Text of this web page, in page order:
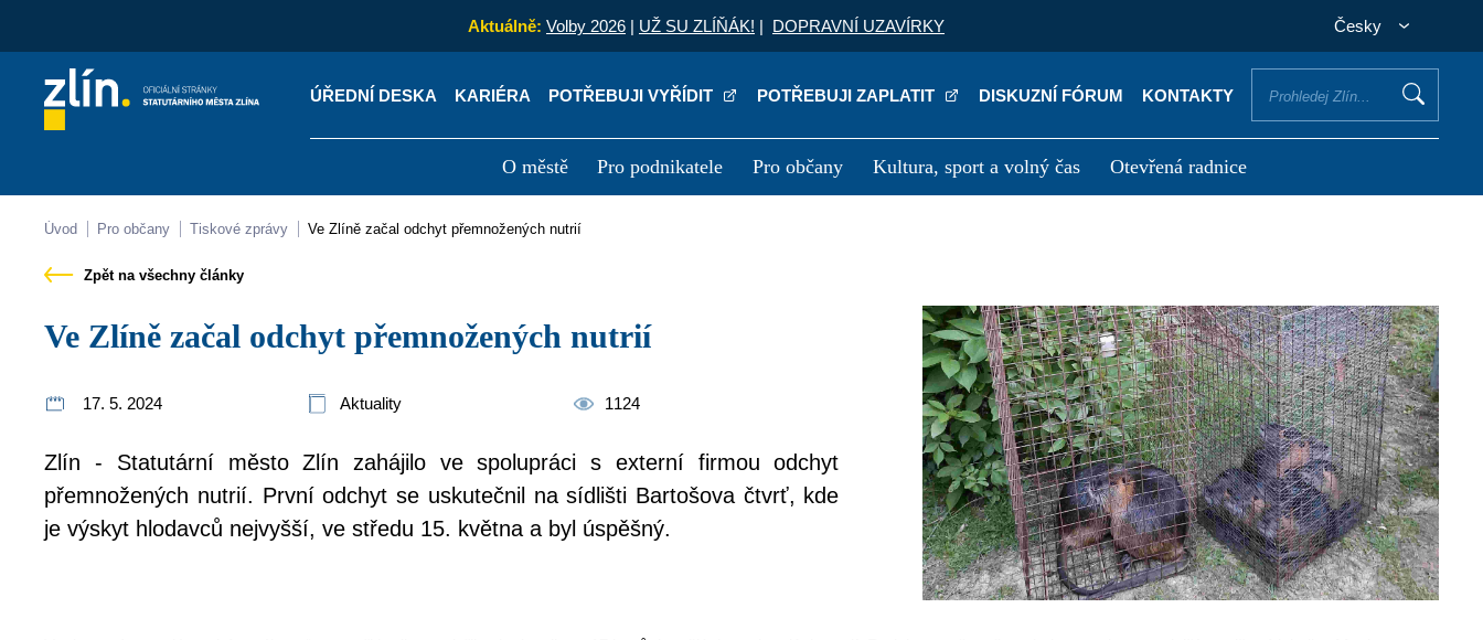
Aktuálně: Volby 2026 | UŽ SU ZLÍŇÁK! | DOPRAVNÍ UZAVÍRKY Česky
ÚŘEDNÍ DESKA KARIÉRA POTŘEBUJI VYŘÍDIT POTŘEBUJI ZAPLATIT DISKUZNÍ FÓRUM KONTAKTY
O městě Pro podnikatele Pro občany Kultura, sport a volný čas Otevřená radnice
Kontakty Úřední deska
Úvod Pro občany Tiskové zprávy Ve Zlíně začal odchyt přemnožených nutrií
Zpět na všechny články
Ve Zlíně začal odchyt přemnožených nutrií
17. 5. 2024 Aktuality 1124
Zlín - Statutární město Zlín zahájilo ve spolupráci s externí firmou odchyt
přemnožených nutrií. První odchyt se uskutečnil na sídlišti Bartošova čtvrť, kde
je výskyt hlodavců nejvyšší, ve středu 15. května a byl úspěšný.